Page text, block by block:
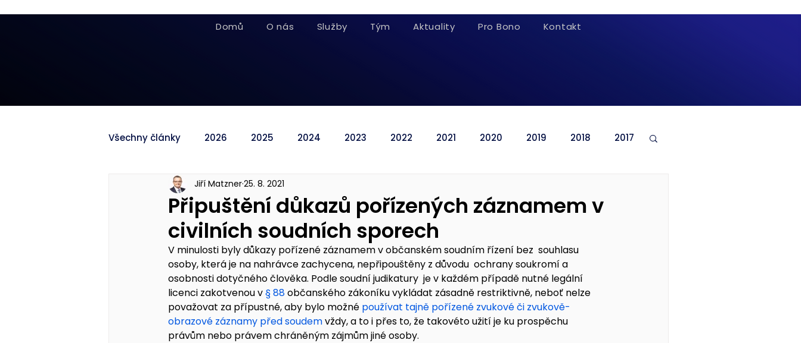
Domů O nás Služby Tým Aktuality Pro Bono Kontakt
Všechny články 2026 2025 2024 2023 2022 2021 2020 2019 2018 2017
Připuštění důkazů pořízených záznamem v
civilních soudních sporech
Jiří Matzner25. 8. 2021
V minulosti byly důkazy pořízené záznamem v občanském soudním řízení bez  souhlasu
osoby, která je na nahrávce zachycena, nepřipouštěny z důvodu  ochrany soukromí a
osobnosti dotyčného člověka. Podle soudní judikatury  je v každém případě nutné legální
licenci zakotvenou v § 88 občanského zákoníku vykládat zásadně restriktivně, neboť nelze
považovat za přípustné, aby bylo možné používat tajně pořízené zvukové či zvukově-
obrazové záznamy před soudem vždy, a to i přes to, že takovéto užití je ku prospěchu
právům nebo právem chráněným zájmům jiné osoby.